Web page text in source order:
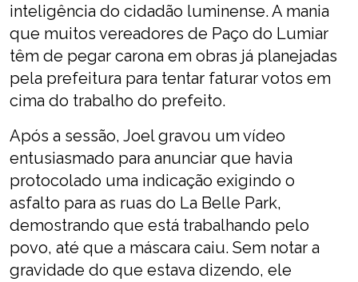
inteligência do cidadão luminense. A mania
que muitos vereadores de Paço do Lumiar
têm de pegar carona em obras já planejadas
pela prefeitura para tentar faturar votos em
cima do trabalho do prefeito.
Após a sessão, Joel gravou um vídeo
entusiasmado para anunciar que havia
protocolado uma indicação exigindo o
asfalto para as ruas do La Belle Park,
demostrando que está trabalhando pelo
povo, até que a máscara caiu. Sem notar a
gravidade do que estava dizendo, ele